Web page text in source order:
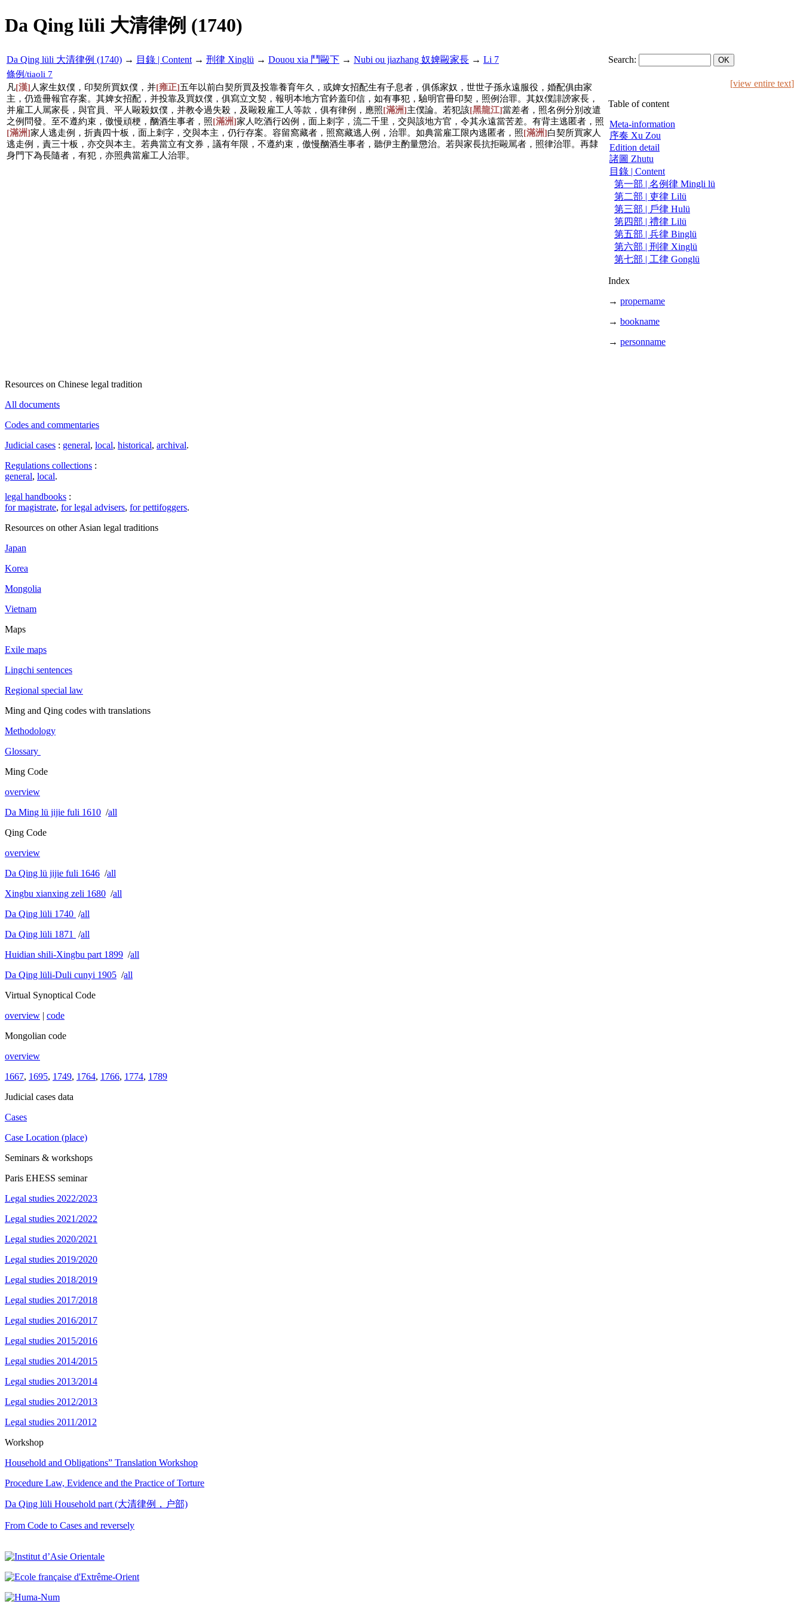
Da Qing lüli 大清律例 (1740)
Da Qing lüli 大清律例 (1740) → 目錄 | Content → 刑律 Xinglü → Douou xia 鬥毆下 → Nubi ou jiazhang 奴婢毆家長 → Li 7 Search:
條例/tiaoli 7
凡[漢] 人家生奴僕，印契所買奴僕，并[雍正]五年以前白契所買及投靠養育年久，或婢女招配生有子息者，俱係家奴，世世子孫永遠服役，婚配俱由家
主，仍造冊報官存案。其婢女招配，并投靠及買奴僕，俱寫立文契，報明本地方官鈐蓋印信，如有事犯，驗明官冊印契，照例治罪。其奴僕誹謗家長，
并雇工人駡家長，與官員、平人毆殺奴僕，并教令過失殺，及毆殺雇工人等款，俱有律例，應照[滿洲]主僕論。若犯該[黑龍江]當差者，照名例分別改遣
之例問發。至不遵約束，傲慢頑梗，酗酒生事者，照[滿洲]家人吃酒行凶例，面上刺字，流二千里，交與該地方官，令其永遠當苦差。有背主逃匿者，照
[滿洲]家人逃走例，折責四十板，面上刺字，交與本主，仍行存案。容留窩藏者，照窩藏逃人例，治罪。如典當雇工限內逃匿者，照[滿洲]白契所買家人
逃走例，責三十板，亦交與本主。若典當立有文券，議有年限，不遵約束，傲慢酗酒生事者，聽伊主酌量懲治。若與家長抗拒毆駡者，照律治罪。再隸
身門下為長隨者，有犯，亦照典當雇工人治罪。
[view entire text]
Table of content
Meta-information
序奏 Xu Zou
Edition detail
諸圖 Zhutu
目錄 | Content
第一部 | 名例律 Mingli lü
第二部 | 吏律 Lilü
第三部 | 戶律 Hulü
第四部 | 禮律 Lilü
第五部 | 兵律 Binglü
第六部 | 刑律 Xinglü
第七部 | 工律 Gonglü
Index
→ propername
→ bookname
→ personname
Resources on Chinese legal tradition
All documents
Codes and commentaries
Judicial cases : general, local, historical, archival.
Regulations collections :
general, local.
legal handbooks :
for magistrate, for legal advisers, for pettifoggers.
Resources on other Asian legal traditions
Japan
Korea
Mongolia
Vietnam
Maps
Exile maps
Lingchi sentences
Regional special law
Ming and Qing codes with translations
Methodology
Glossary
Ming Code
overview
Da Ming lü jijie fuli 1610 /all
Qing Code
overview
Da Qing lü jijie fuli 1646 /all
Xingbu xianxing zeli 1680 /all
Da Qing lüli 1740 /all
Da Qing lüli 1871
/all
Huidian shili-Xingbu part 1899 /all
Da Qing lüli-Duli cunyi 1905 /all
Virtual Synoptical Code
overview | code
Mongolian code
overview
1667, 1695, 1749, 1764, 1766, 1774, 1789
Judicial cases data
Cases
Case Location (place)
Seminars & workshops
Paris EHESS seminar
Legal studies 2022/2023
Legal studies 2021/2022
Legal studies 2020/2021
Legal studies 2019/2020
Legal studies 2018/2019
Legal studies 2017/2018
Legal studies 2016/2017
Legal studies 2015/2016
Legal studies 2014/2015
Legal studies 2013/2014
Legal studies 2012/2013
Legal studies 2011/2012
Workshop
Household and Obligations” Translation Workshop
Procedure Law, Evidence and the Practice of Torture
Da Qing lüli Household part (大清律例，户部)
From Code to Cases and reversely